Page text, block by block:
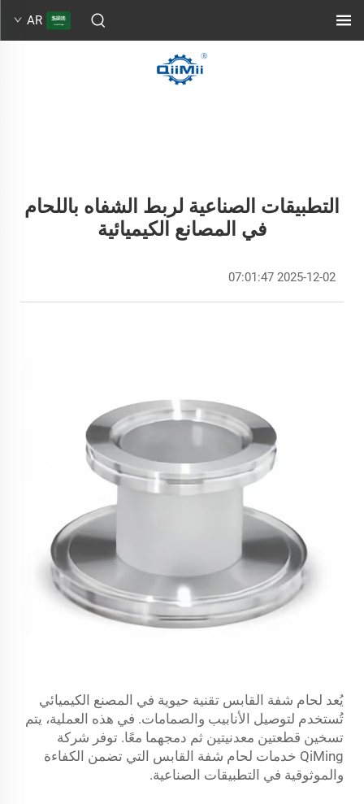
AR
التطبيقات الصناعية لربط الشفاه باللحام
في المصانع الكيميائية
2025-12-02 07:01:47
يُعد لحام شفة القابس تقنية حيوية في المصنع الكيميائي
تُستخدم لتوصيل الأنابيب والصمامات. في هذه العملية، يتم
تسخين قطعتين معدنيتين ثم دمجهما معًا. توفر شركة
QiMing خدمات لحام شفة القابس التي تضمن الكفاءة
والموثوقية في التطبيقات الصناعية.